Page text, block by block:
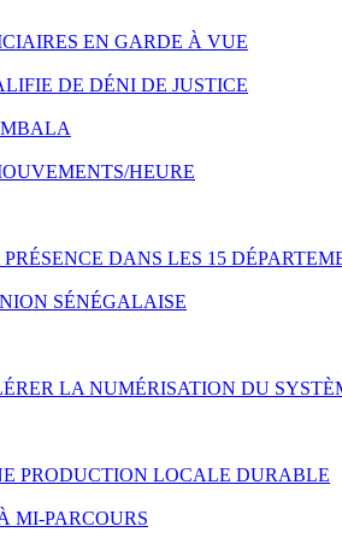
EN GARDE À VUE
DE DÉNI DE JUSTICE
HEURE
DANS LES 15
SÉNÉGALAISE
LA NUMÉRISATION DU
PRODUCTION LOCALE DURABLE
MI-PARCOURS